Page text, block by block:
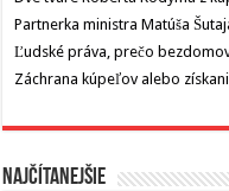
Partnerka ministra Matúša
Ľudské práva, prečo
Záchrana kúpeľov alebo
Najčítanejšie